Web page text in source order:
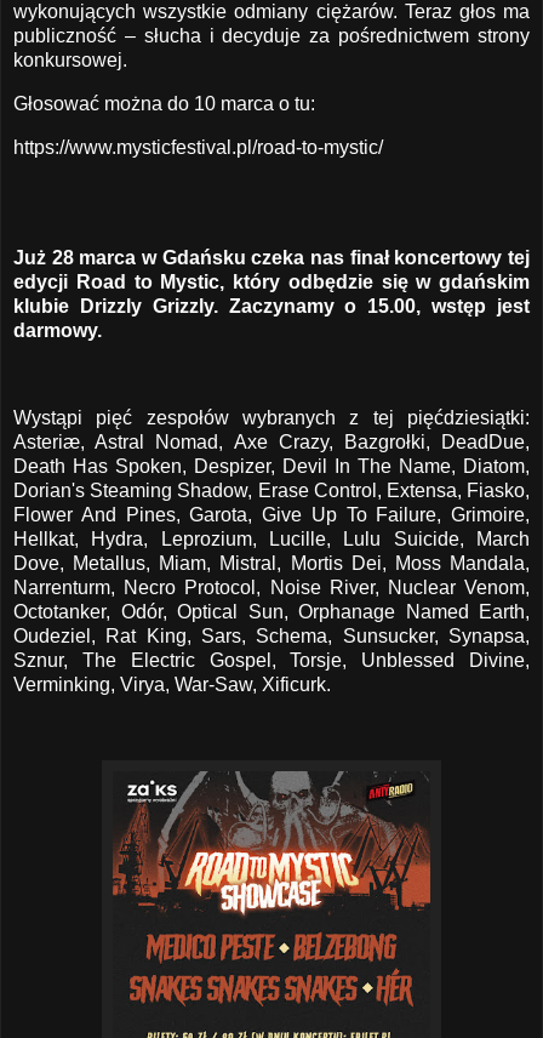
wykonujących wszystkie odmiany ciężarów. Teraz głos ma
publiczność – słucha i decyduje za pośrednictwem strony
konkursowej.
Głosować można do 10 marca o tu:
https://www.mysticfestival.pl/road-to-mystic/
Już 28 marca w Gdańsku czeka nas finał koncertowy tej
edycji Road to Mystic, który odbędzie się w gdańskim
klubie Drizzly Grizzly. Zaczynamy o 15.00, wstęp jest
darmowy.
Wystąpi pięć zespołów wybranych z tej pięćdziesiątki:
Asteriæ, Astral Nomad, Axe Crazy, Bazgrołki, DeadDue,
Death Has Spoken, Despizer, Devil In The Name, Diatom,
Dorian's Steaming Shadow, Erase Control, Extensa, Fiasko,
Flower And Pines, Garota, Give Up To Failure, Grimoire,
Hellkat, Hydra, Leprozium, Lucille, Lulu Suicide, March
Dove, Metallus, Miam, Mistral, Mortis Dei, Moss Mandala,
Narrenturm, Necro Protocol, Noise River, Nuclear Venom,
Octotanker, Odór, Optical Sun, Orphanage Named Earth,
Oudeziel, Rat King, Sars, Schema, Sunsucker, Synapsa,
Sznur, The Electric Gospel, Torsje, Unblessed Divine,
Verminking, Virya, War-Saw, Xificurk.